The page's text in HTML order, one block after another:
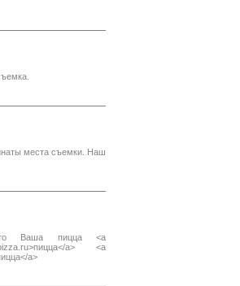
места съемки. Наш
Ваша пицца <a
a> <a
a>